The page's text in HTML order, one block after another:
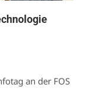
an der FOS